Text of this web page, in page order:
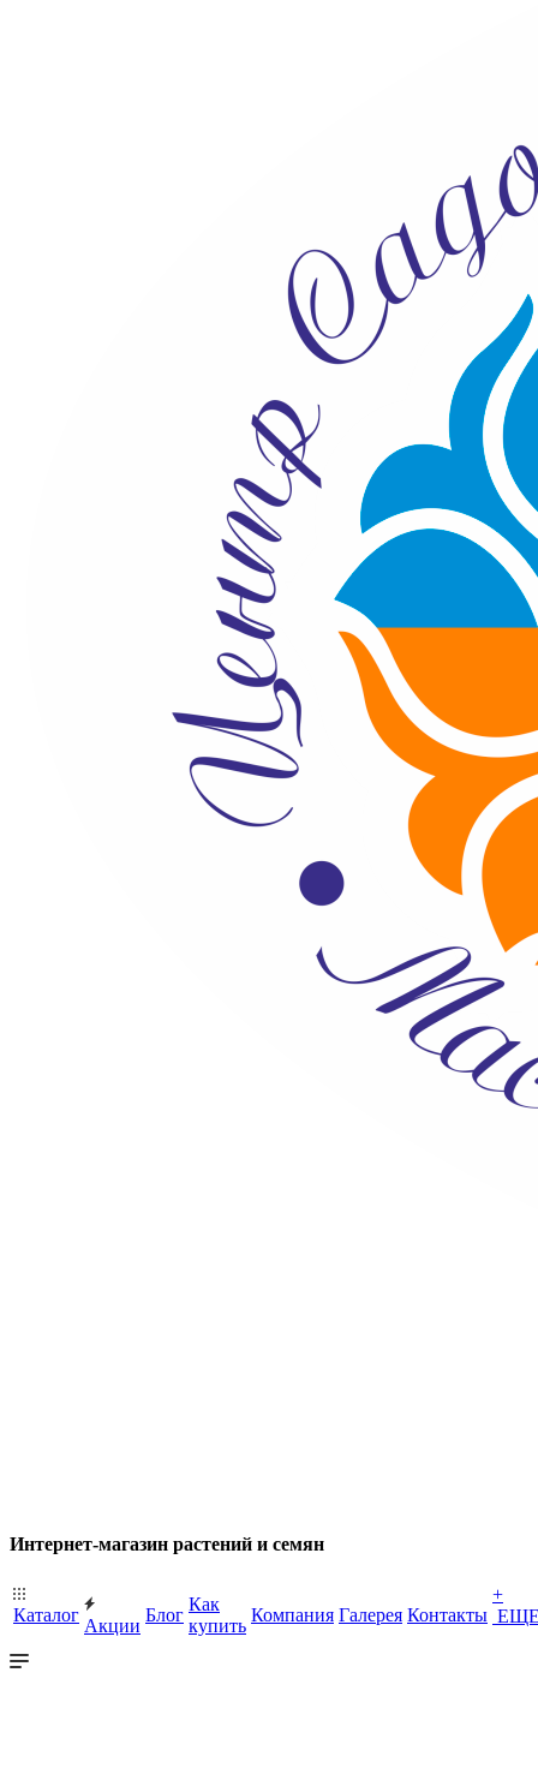
Интернет-магазин растений и семян
Каталог
Акции
Блог
Как
купить
Компания Галерея Контакты
+